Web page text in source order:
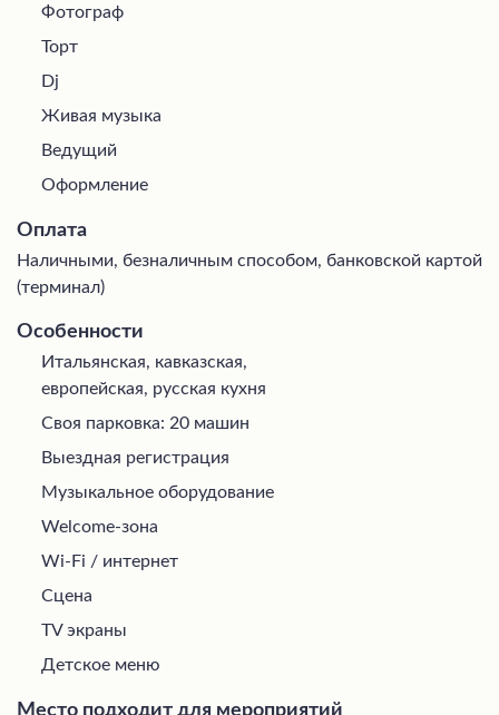
Фотограф
Торт
Dj
Живая музыка
Ведущий
Оформление
Оплата
Наличными, безналичным способом, банковской картой
(терминал)
Особенности
Итальянская, кавказская,
европейская, русская кухня
Своя парковка: 20 машин
Выездная регистрация
Музыкальное оборудование
Welcome-зона
Wi-Fi / интернет
Сцена
TV экраны
Детское меню
Место подходит для мероприятий